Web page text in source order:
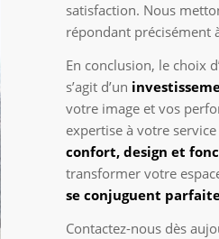
satisfaction. Nous
répondant précisément
En conclusion, le choix
s’agit d’un
votre image et vos
expertise à votre
confort, design et
transformer votre
se conjuguent
Contactez-nous dès